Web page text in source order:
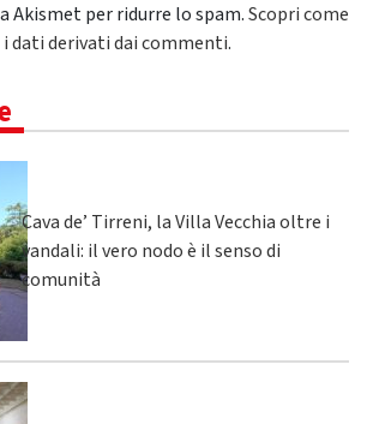
Akismet per ridurre lo spam.Scopri come
dati derivati dai commenti.
Cava de’ Tirreni, la Villa Vecchia oltre i
vandali: il vero nodo è il senso di
comunità